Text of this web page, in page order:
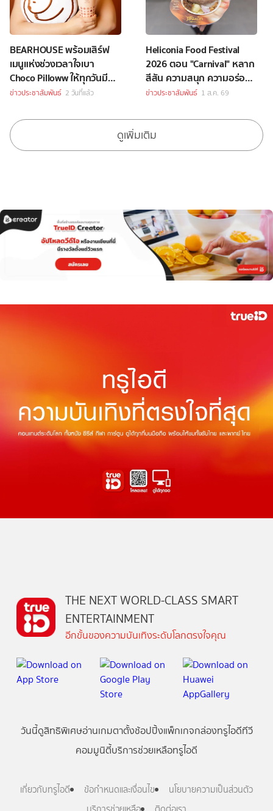
BEARHOUSE พร้อมเสิร์ฟ
เมนูแห่งช่วงเวลาใจเบา
Choco Pilloww ให้ทุกวันมี
“Soft Moment”
ข่าวประชาสัมพันธ์ 2 วันที่แล้ว
Heliconia Food Festival
2026 ตอน "Carnival" หลาก
สีสัน ความสนุก ความอร่อย
Celebrity Chef กว่า 70 ชีวิต
ข่าวประชาสัมพันธ์ 1 ส.ค. 69
ดูเพิ่มเติม
THE NEXT WORLD-CLASS SMART
ENTERTAINMENT
อีกขั้นของความบันเทิงระดับโลกตรงใจคุณ
วันนี้ดูสิทธิพิเศษอ่านเกมตาตั้งช้อปปิ้งแพ็กเกจกล่องทรูไอดีทีวี
คอมมูนิตี้บริการช่วยเหลือทรูไอดี
เกี่ยวกับทรูไอดี ข้อกำหนดและเงื่อนไข
นโยบายความเป็นส่วนตัว